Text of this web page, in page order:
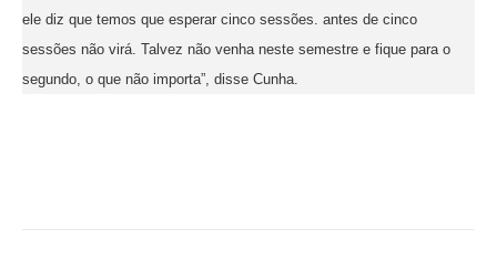
ele diz que temos que esperar cinco sessões. antes de cinco
sessões não virá. Talvez não venha neste semestre e fique para o
segundo, o que não importa”, disse Cunha.